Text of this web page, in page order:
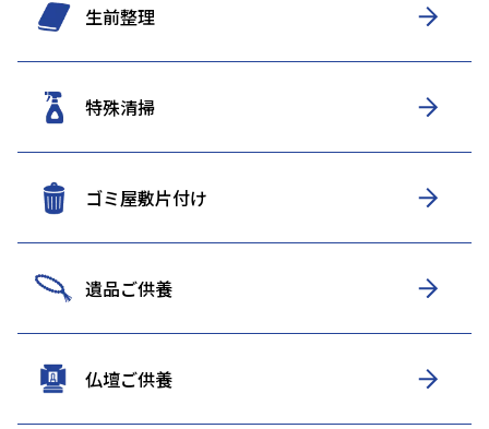
生前整理
特殊清掃
ゴミ屋敷片付け
遺品ご供養
仏壇ご供養